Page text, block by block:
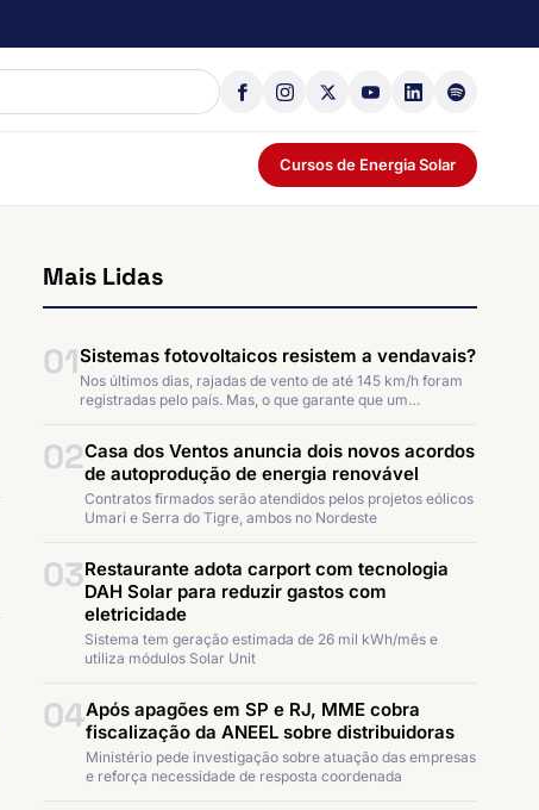
Cursos de Energia Solar
Mais Lidas
01Sistemas fotovoltaicos resistem a vendavais?
Nos últimos dias, rajadas de vento de até 145 km/h foram
registradas pelo país. Mas, o que garante que um…
02Casa dos Ventos anuncia dois novos acordos
de autoprodução de energia renovável
Contratos firmados serão atendidos pelos projetos eólicos
Umari e Serra do Tigre, ambos no Nordeste
03Restaurante adota carport com tecnologia
DAH Solar para reduzir gastos com
eletricidade
Sistema tem geração estimada de 26 mil kWh/mês e
utiliza módulos Solar Unit
04Após apagões em SP e RJ, MME cobra
fiscalização da ANEEL sobre distribuidoras
Ministério pede investigação sobre atuação das empresas
e reforça necessidade de resposta coordenada